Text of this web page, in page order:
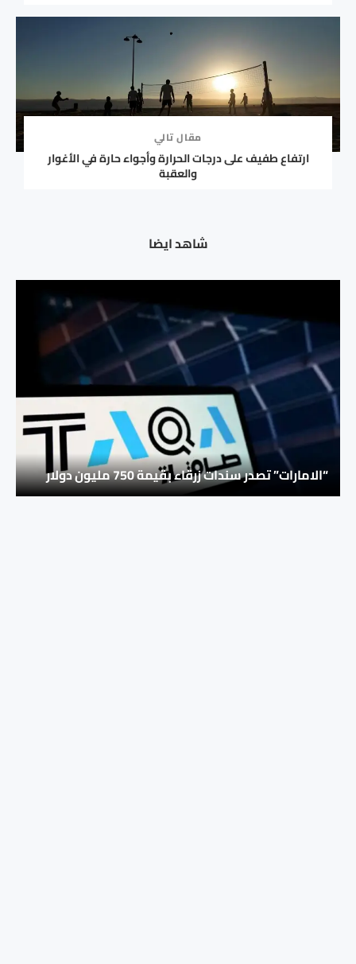
مقال تالي
ارتفاع طفيف على درجات الحرارة وأجواء حارة في الأغوار
والعقبة
شاهد ايضا
“الامارات” تصدر سندات زرقاء بقيمة 750 مليون دولار